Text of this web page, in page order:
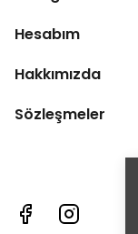
Hesabım
Hakkımızda
Sözleşmeler